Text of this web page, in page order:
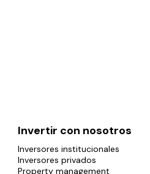
Invertir con nosotros
Inversores institucionales
Inversores privados
Property management